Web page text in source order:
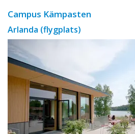
Campus Kämpasten
Arlanda (flygplats)